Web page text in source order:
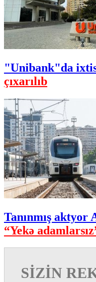
"Unibank"da
çıxarılıb
Tanınmış aktyor
“Yekə
SİZİN